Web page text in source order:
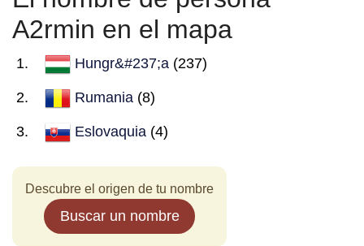
A2rmin en el mapa
Hungr&#237;a (237)
Rumania (8)
Eslovaquia (4)
Descubre el origen de tu nombre
Buscar un nombre